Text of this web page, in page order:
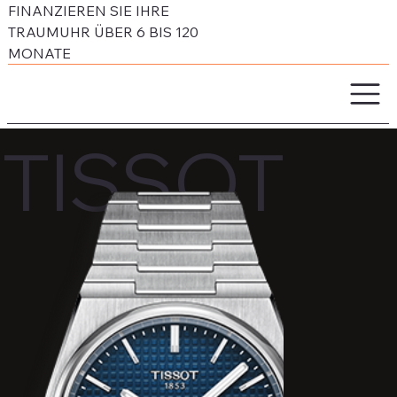
FINANZIEREN SIE IHRE
TRAUMUHR ÜBER 6 BIS 120
MONATE
TISSOT